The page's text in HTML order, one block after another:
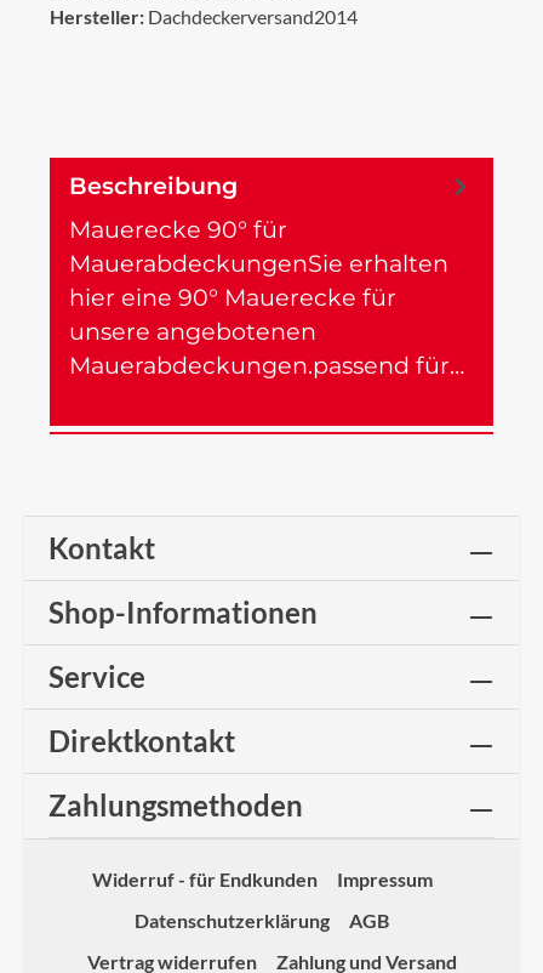
Hersteller: Dachdeckerversand2014
Beschreibung
Mauerecke 90° für
MauerabdeckungenSie erhalten
hier eine 90° Mauerecke für
unsere angebotenen
Mauerabdeckungen.passend für…
Kontakt
Shop-Informationen
Service
Direktkontakt
Zahlungsmethoden
Widerruf - für Endkunden
Impressum
Datenschutzerklärung
AGB
Vertrag widerrufen
Zahlung und Versand